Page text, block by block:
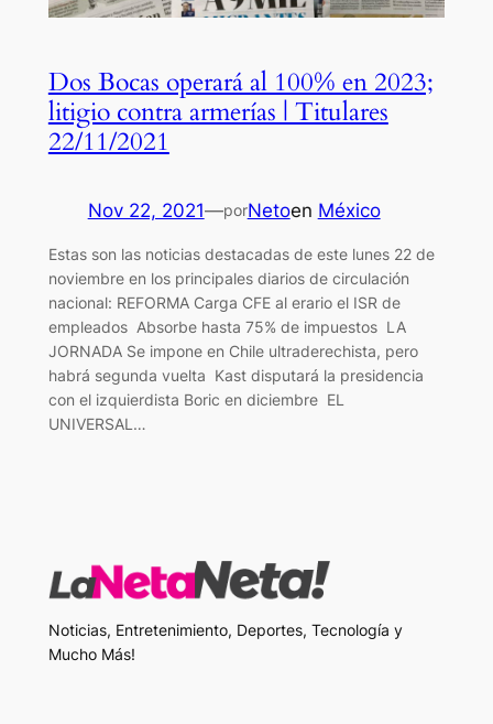
Dos Bocas operará al 100% en 2023;
litigio contra armerías | Titulares
22/11/2021
Nov 22, 2021—porNetoen México
Estas son las noticias destacadas de este lunes 22 de
noviembre en los principales diarios de circulación
nacional: REFORMA Carga CFE al erario el ISR de
empleados Absorbe hasta 75% de impuestos LA
JORNADA Se impone en Chile ultraderechista, pero
habrá segunda vuelta Kast disputará la presidencia
con el izquierdista Boric en diciembre EL
UNIVERSAL…
Noticias, Entretenimiento, Deportes, Tecnología y
Mucho Más!